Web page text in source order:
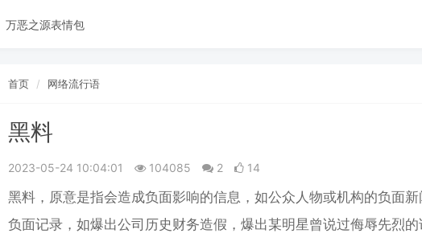
万恶之源表情包
首页 网络流行语
黑料
2023-05-24 10:04:01 104085 2 14
黑料，原意是指会造成负面影响的信息，如公众人物或机构的负面
负面记录，如爆出公司历史财务造‌‌‌‌‌‌‌‌‌‌假，爆出某明星曾说过侮辱先烈的